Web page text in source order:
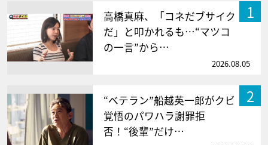
1
高橋真麻、「コネだブサイク
だ」と叩かれるも…“マツコ
の一言”から…
2026.08.05
2
“ベテラン”船越英一郎がクビ
覚悟のパワハラ謝罪拒
否！“後輩”だけ…